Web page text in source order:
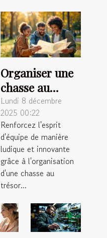
Organiser une
chasse au
trésor
inoubliable
pour renforcer
l'esprit
d'équipe
Lundi 8 décembre
2025 00:22
Renforcez l'esprit
d'équipe de manière
ludique et innovante
grâce à l'organisation
d'une chasse au
trésor...